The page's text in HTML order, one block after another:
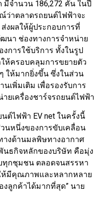
จำนวน 186,272 คัน ในปี
ว่าตลาดรถยนต์ไฟฟ้าจะ
ส่งผลให้ผู้ประกอบการที่
นา ช่องทางการจำหน่าย
การใช้บริการ ทั้งในรูป
ห้ครอบคลุมการขยายตัว
ให้มากยิ่งขึ้น ซึ่งในส่วน
เพิ่มเติม เพื่อรองรับการ
ยเครื่องชาร์จรถยนต์ไฟฟ้า
ต์ไฟฟ้า EV net ในครั้งนี้
นหนึ่งของการขับเคลื่อน
างด้านมลพิษทางอากาศ
นธกิจหลักของบริษัท คือมุ่ง
ทุกชุมชน ตลอดจนสรรหา
ห้มีคุณภาพและหลากหลาย
ลูกค้าได้มากที่สุด” นาย